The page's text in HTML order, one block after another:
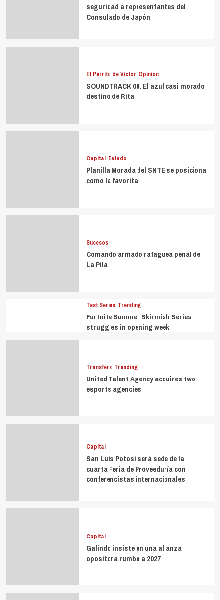
seguridad a representantes del
Consulado de Japón
El Perrito de Víctor Opinión
SOUNDTRACK 08. El azul casi morado
destino de Rita
Capital Estado
Planilla Morada del SNTE se posiciona
como la favorita
Sucesos
Comando armado rafaguea penal de
La Pila
Test Series Trending
Fortnite Summer Skirmish Series
struggles in opening week
Transfers Trending
United Talent Agency acquires two
esports agencies
Capital
San Luis Potosí será sede de la
cuarta Feria de Proveeduría con
conferencistas internacionales
Capital
Galindo insiste en una alianza
opositora rumbo a 2027